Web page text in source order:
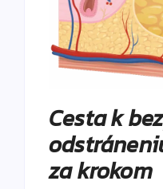
Cesta k
za krokom